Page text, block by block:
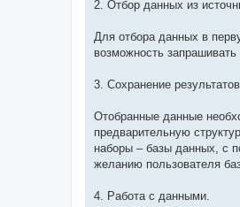
2. Отбор данных из
Для отбора данных в
возможность
3. Сохранение
Отобранные данные
предварительную
наборы – базы данных, с
желанию пользователя
4. Работа с данными.